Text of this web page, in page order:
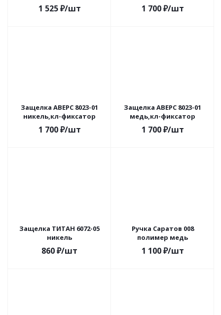
1 525₽/шт 1 700₽/шт
Защелка АВЕРС 8023-01
никель,кл-фиксатор
1 700₽/шт
Защелка АВЕРС 8023-01
медь,кл-фиксатор
1 700₽/шт
Защелка ТИТАН 6072-05
никель
860₽/шт
Ручка Саратов 008
полимер медь
1 100₽/шт